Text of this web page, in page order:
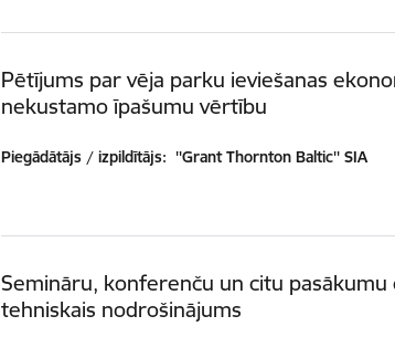
Pētījums par vēja parku ieviešanas
nekustamo īpašumu vērtību
Piegādātājs / izpildītājs: ''Grant Thornton Baltic'' SIA
Semināru, konferenču un citu pasākumu
tehniskais nodrošinājums